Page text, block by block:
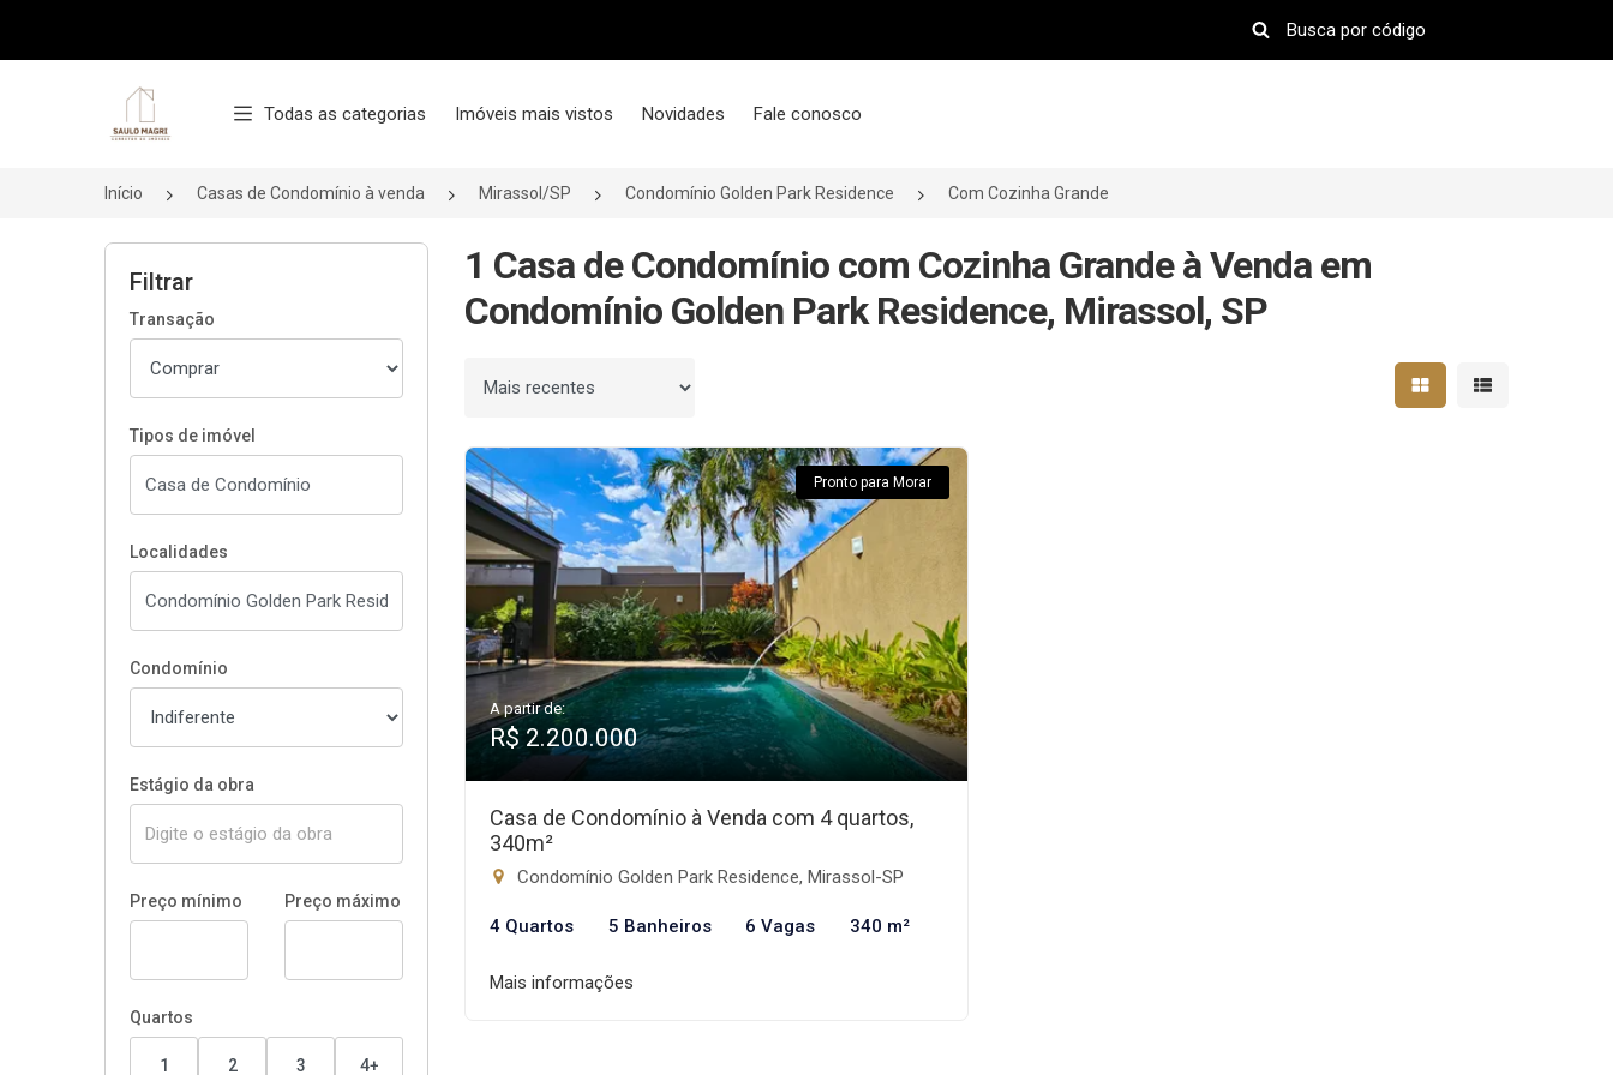
Página inicial
Todas as categorias Imóveis mais vistos Novidades Fale conosco
Início Casas de Condomínio à venda Mirassol/SP Condomínio Golden Park Residence Com Cozinha Grande
Filtrar
Transação
Tipos de imóvel
Localidades
Condomínio
Estágio da obra
Preço mínimo Preço máximo
Quartos
1 2 3 4+
1 Casa de Condomínio com Cozinha Grande à Venda em
Condomínio Golden Park Residence, Mirassol, SP
Ordenar por Mostrar resultados em
Mostrar
Pronto para Morar
A partir de:
R$ 2.200.000
Casa de Condomínio à Venda com 4 quartos,
340m²
Condomínio Golden Park Residence, Mirassol-SP
4 Quartos 5 Banheiros 6 Vagas 340 m²
Mais informações